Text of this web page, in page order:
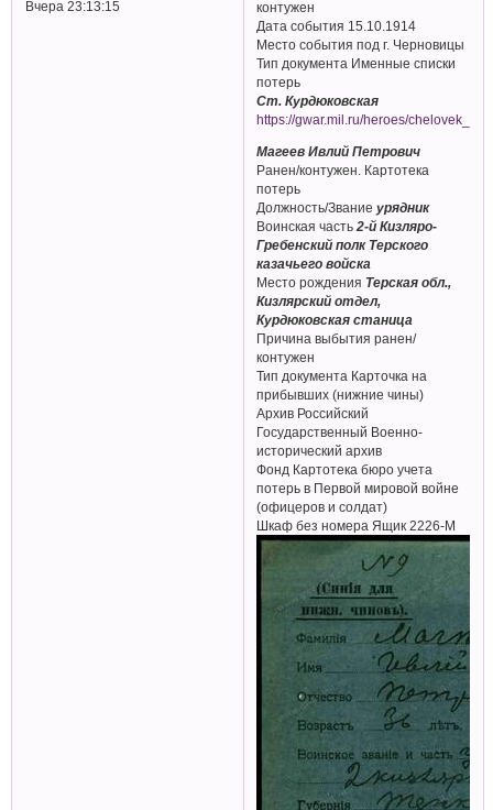
Вчера 23:13:15
контужен
Дата события 15.10.1914
Место события под г. Черновицы
Тип документа Именные списки
потерь
Ст. Курдюковская
https://gwar.mil.ru/heroes/
Магеев Ивлий Петрович
Ранен/контужен. Картотека
потерь
Должность/Званиеурядник
Воинская часть2-й Кизляро-
Гребенский полк Терского
казачьего войска
Место рождения Терская обл.,
Кизлярский отдел,
Курдюковская станица
Причина выбытия ранен/
контужен
Тип документа Карточка на
прибывших (нижние чины)
Архив Российский
Государственный Военно-
исторический архив
Фонд Картотека бюро учета
потерь в Первой мировой войне
(офицеров и солдат)
Шкаф без номера Ящик 2226-М